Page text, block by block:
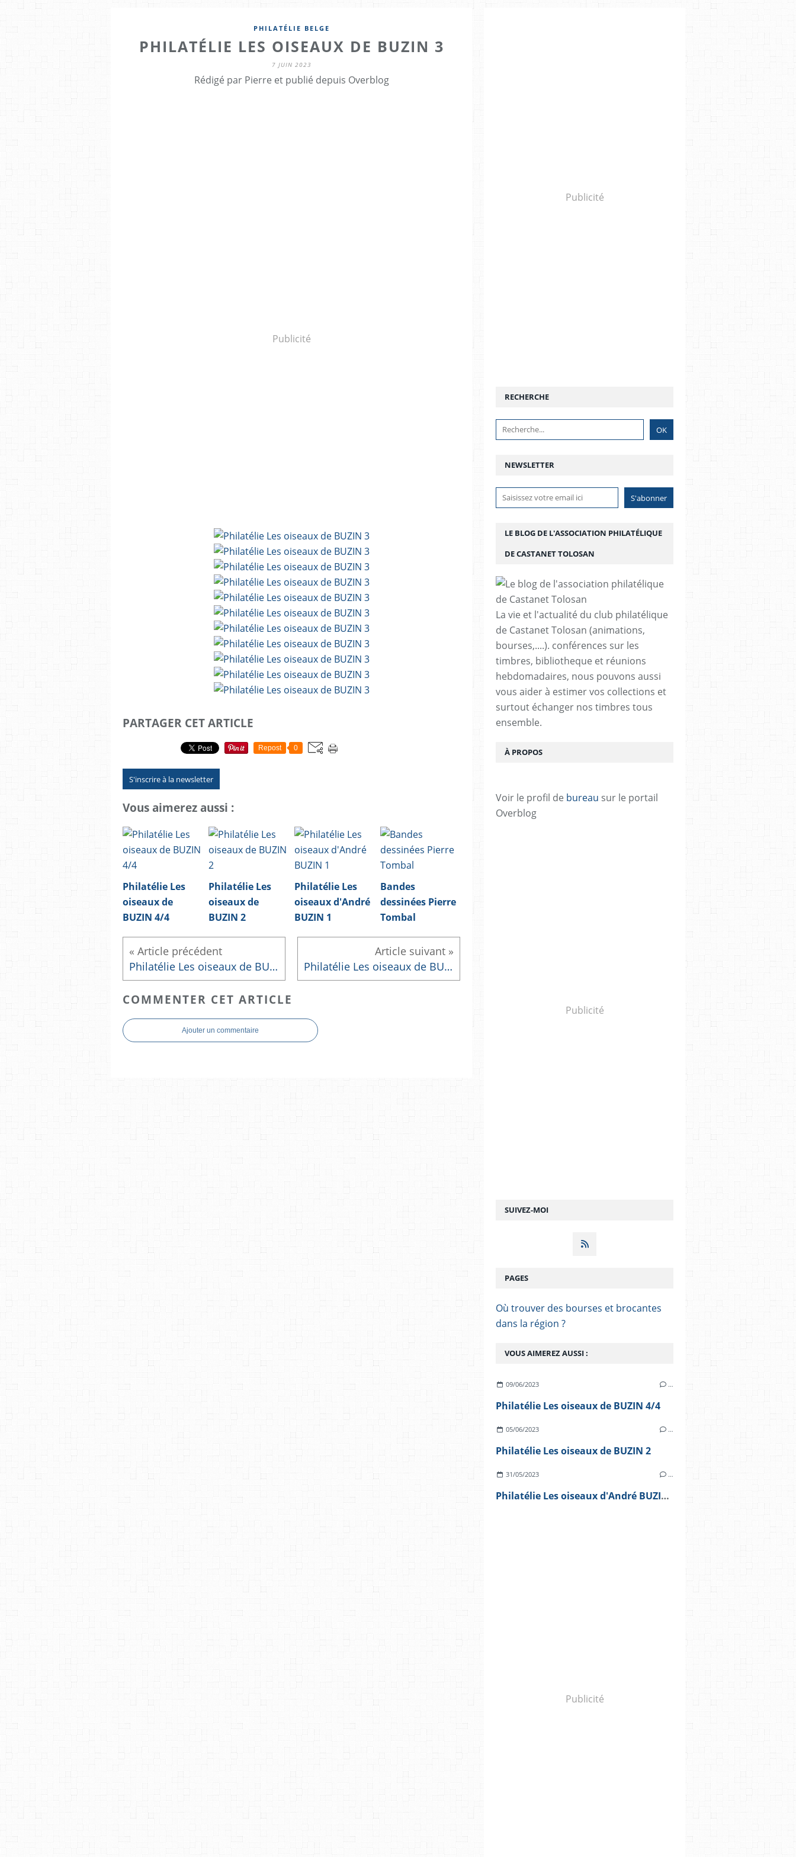
PHILATÉLIE BELGE
PHILATÉLIE LES OISEAUX DE BUZIN 3
7 JUIN 2023
Rédigé par Pierre et publié depuis Overblog
Publicité
PARTAGER CET ARTICLE
Repost 0
S'inscrire à la newsletter
Vous aimerez aussi :
Philatélie Les
oiseaux de
BUZIN 4/4
Philatélie Les
oiseaux de
BUZIN 2
Philatélie Les
oiseaux d'André
BUZIN 1
Bandes
dessinées Pierre
Tombal
Philatélie Les oiseaux de BUZIN 2 Philatélie Les oiseaux de BUZIN 4/4
COMMENTER CET ARTICLE
Ajouter un commentaire
Publicité
NEWSLETTER
SUIVEZ-MOI
RECHERCHE
LE BLOG DE L'ASSOCIATION PHILATÉLIQUE
DE CASTANET TOLOSAN
La vie et l'actualité du club philatélique
de Castanet Tolosan (animations,
bourses,....). conférences sur les
timbres, bibliotheque et réunions
hebdomadaires, nous pouvons aussi
vous aider à estimer vos collections et
surtout échanger nos timbres tous
ensemble.
À PROPOS
Voir le profil de bureau sur le portail
Overblog
Publicité
VOUS AIMEREZ AUSSI :
09/06/2023 …
Philatélie Les oiseaux de BUZIN 4/4
05/06/2023 …
Philatélie Les oiseaux de BUZIN 2
31/05/2023 …
Philatélie Les oiseaux d'André BUZIN 1
PAGES
Où trouver des bourses et brocantes
dans la région ?
Publicité